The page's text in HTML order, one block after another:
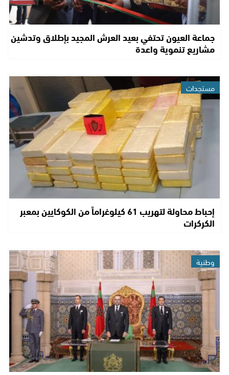
جماعة العيون تحتفي بعيد العرش المجيد بإطلاق وتدشين
مشاريع تنموية واعدة
مستجدات
إحباط محاولة لتهريب 61 كيلوغراماً من الكوكايين بمعبر
الكركرات
وطنية